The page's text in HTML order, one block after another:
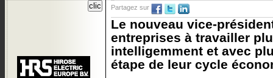
Partagez sur
Le nouveau vice-
entreprises à travailler
intelligemment et avec
étape de leur cycle